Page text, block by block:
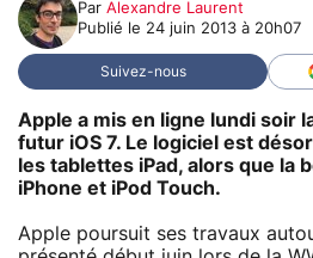
Par Alexandre Laurent
Publié le 24 juin 2013 à 20h07
Suivez-nous
Apple a mis en ligne lundi soir
futur iOS 7. Le logiciel est
les tablettes iPad, alors que la
iPhone et iPod Touch.
Apple poursuit ses travaux